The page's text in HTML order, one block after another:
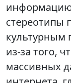
стереотипы
культурным
из-за того,
массивных